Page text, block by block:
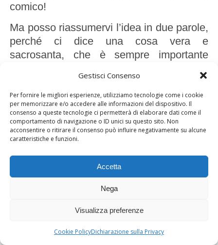
Gestisci Consenso
Per fornire le migliori esperienze, utilizziamo tecnologie come i cookie
per memorizzare e/o accedere alle informazioni del dispositivo. Il
consenso a queste tecnologie ci permetterà di elaborare dati come il
comportamento di navigazione o ID unici su questo sito. Non
acconsentire o ritirare il consenso può influire negativamente su alcune
caratteristiche e funzioni.
Accetta
Nega
Visualizza preferenze
Cookie PolicyDichiarazione sulla Privacy
comico!
Ma posso riassumervi l’idea in due parole,
perché ci dice una cosa vera e
sacrosanta, che è sempre importante
risolvere un problema reale usando la sola
astrazione teorica rimarrai invariabilmente
e profondamente deluso.
E, un po’ come fa Odifreddi, si useranno
dei ragionamenti fuori dal loro contesto di
applicabilità per meri fini argomentativi,
per cercare di dimostrare
matematicamente ciò che non può essere
matematica, ma anche di etica e di